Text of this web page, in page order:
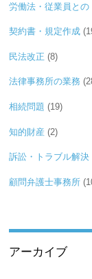
労働法・従業員との
契約書・規定作成
民法改正 (8)
法律事務所の業務
相続問題 (19)
知的財産 (2)
訴訟・トラブル解決
顧問弁護士事務所
アーカイブ